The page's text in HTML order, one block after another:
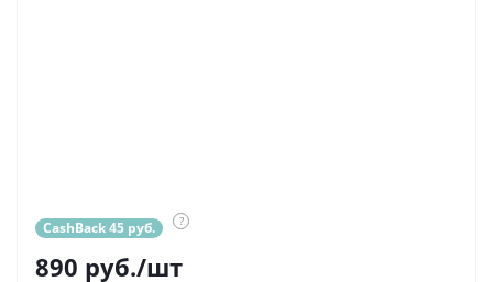
CashBack 45 руб. ?
890 руб./шт